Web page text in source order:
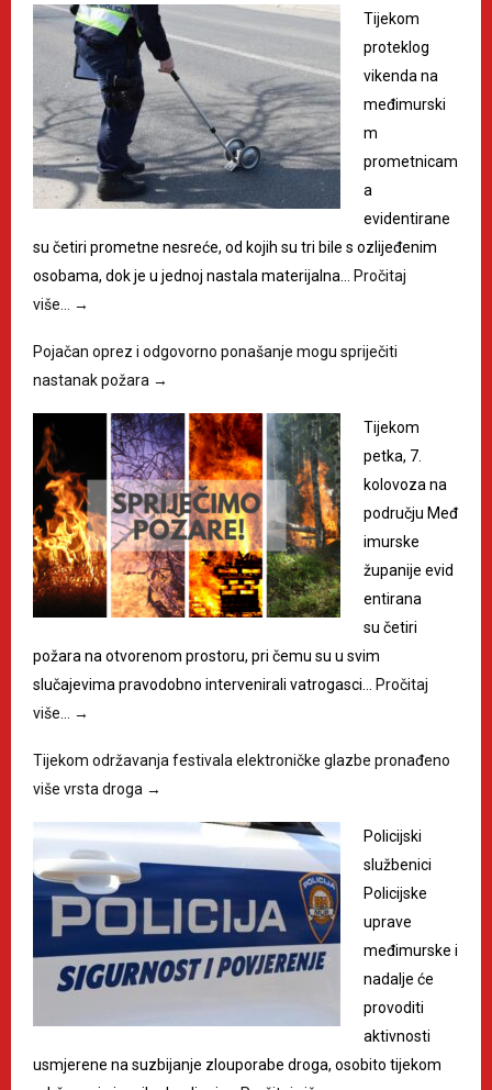
Tijekom
proteklog
vikenda na
međimurski
m
prometnicam
a
evidentirane
su četiri prometne nesreće, od kojih su tri bile s ozlijeđenim
osobama, dok je u jednoj nastala materijalna…
Pročitaj
više…
→
Pojačan oprez i odgovorno ponašanje mogu spriječiti
nastanak požara →
Tijekom
petka, 7.
kolovoza na
području Međ
imurske
županije evid
entirana
su četiri
požara na otvorenom prostoru, pri čemu su u svim
slučajevima pravodobno intervenirali vatrogasci…
Pročitaj
više…
→
Tijekom održavanja festivala elektroničke glazbe pronađeno
više vrsta droga →
Policijski
službenici
Policijske
uprave
međimurske i
nadalje će
provoditi
aktivnosti
usmjerene na suzbijanje zlouporabe droga, osobito tijekom